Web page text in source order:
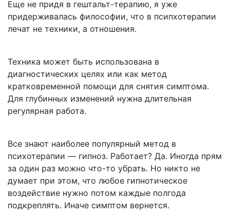
Еще не придя в гештальт-терапию, я уже
придерживалась философии, что в псипхотерапии
лечат не техники, а отношения.
Техника может быть использована в
диагностических целях или как метод
кратковременной помощи для снятия симптома.
Для глубинных изменений нужна длительная
регулярная работа.
Все знают наиболее популярный метод в
психотерапии — гипноз. Работает? Да. Иногда прям
за один раз можно что-то убрать. Но никто не
думает при этом, что любое гипнотическое
воздействие нужно потом каждые полгода
подкреплять. Иначе симптом вернется.